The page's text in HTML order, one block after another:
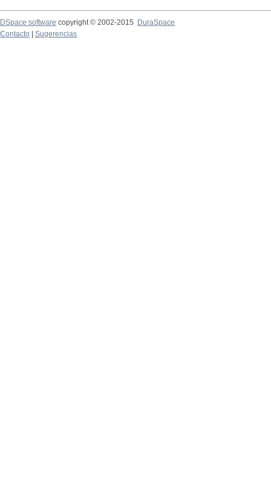
DSpace software copyright © 2002-2015
DuraSpace
Contacto
Sugerencias